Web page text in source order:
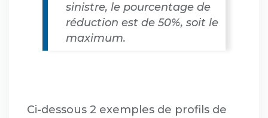
sinistre, le pourcentage de
réduction est de 50%, soit le
maximum.
Ci-dessous 2 exemples de profils de